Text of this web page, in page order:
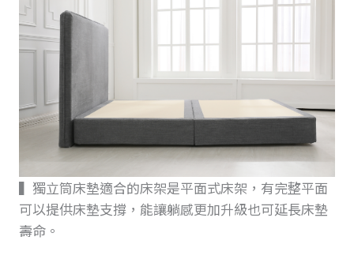
▍獨立筒床墊適合的床架是平面式床架，有完整平面
可以提供床墊支撐，能讓躺感更加升級也可延長床墊
壽命。